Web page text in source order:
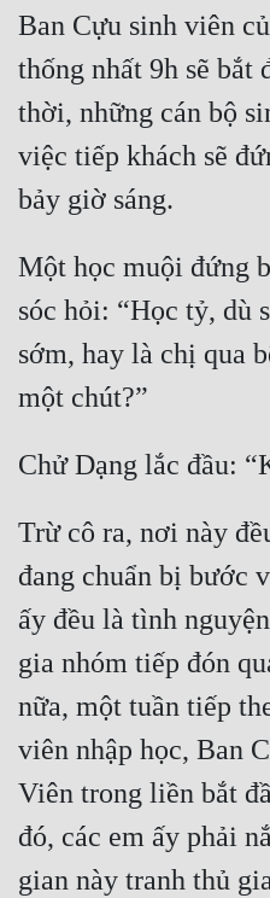
Làm Giàu
Lịch Sử
Mưu Mô
Mạt Thế
Mỹ Thực
Ngôn Tình
Ngược
Nữ Cường
Nữ Phụ
Phản Phái
Quan Trường
Quân Sự
Sủng
Thanh Xuân
Tiên Hiệp
Ban Cựu sinh viên
thống nhất 9h sẽ bắt
thời, những cán bộ
việc tiếp khách sẽ
bảy giờ sáng.
Một học muội đứng
sóc hỏi: “Học tỷ, dù
sớm, hay là chị qua
một chút?”
Chử Dạng lắc đầu:
Trừ cô ra, nơi này
đang chuẩn bị bước
ấy đều là tình
gia nhóm tiếp đón
nữa, một tuần tiếp
viên nhập học, Ban
Viên trong liền bắt
đó, các em ấy phải
gian này tranh thủ